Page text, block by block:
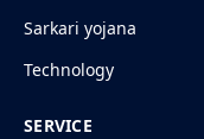
Sarkari yojana
Technology
SERVICE